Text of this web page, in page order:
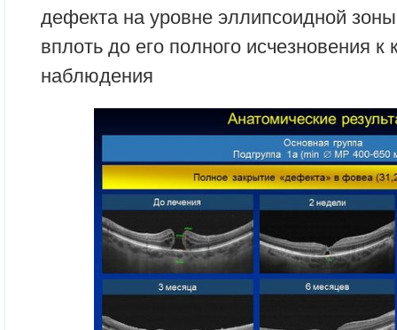
дефекта на уровне эллипсоидной
вплоть до его полного исчезновения к
наблюдения